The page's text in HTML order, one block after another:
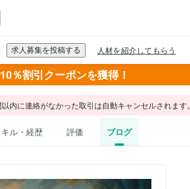
％割引クーポンを獲得！
内に連絡がなかった取引は自動キャンセルされます。
ル・経歴 評価 ブログ